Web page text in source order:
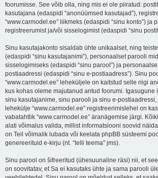
foorumisse. See võib olla, ning mis ei ole piiratud:
kasutajana (edaspidi “anonüümsed kasutajad”),
“www.carmodel.ee” liikmeks (edaspidi “sinu konto”) ja
registreerumist ja/või sisselogimist (edaspidi “sinu
Sinu kasutajakonto sisaldab ühte unikaalset, ning
(edaspidi “sinu kasutajanimi”), personaalset parooli
sisselogimiseks (edaspidi “sinu parool”) ja
postiaadressi (edaspidi “sinu e-postiaadress”). Sinu
“www.carmodel.ee” leheküljele on kaitstud selle riigi
kus kohas oleme majutanud antud foorumi. Igasugune
sinu kasutajanime, sinu parooli ja sinu e-postiaadressi,
lehekülje “www.carmodel.ee” registreerimislehel on
vabatahtlik “www.carmodel.ee” äranägemise järgi.
alati võimalus valida, millist informatsiooni soovid
on Teil võimalik lubada või keelata phpBB süsteemi
genereerituid e-kirju (nt. “telli teema” jms).
Sinu parool on šifreeritud (ühesuunaline räsi) nii, et
on soovitatav, et Sa ei kasutaks ühte ja sama parooli